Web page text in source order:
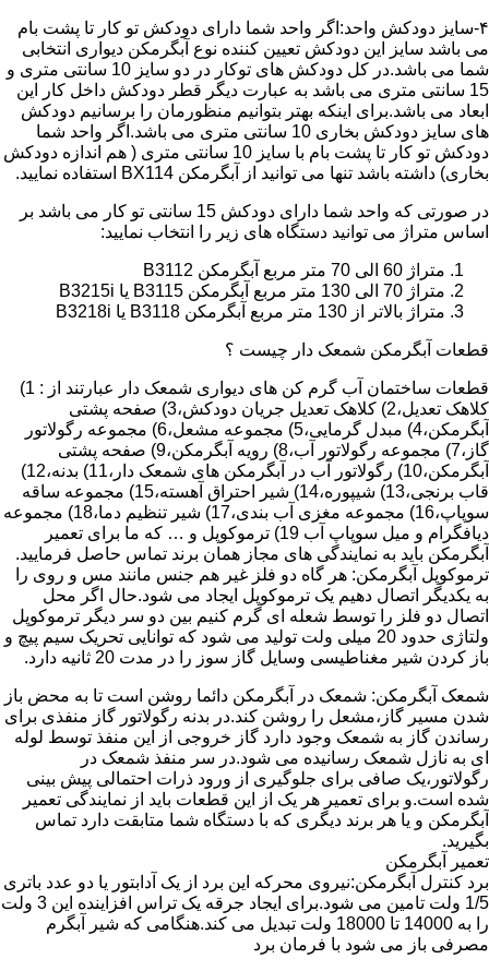
۴-سایز دودکش واحد:اگر واحد شما دارای دودکش تو کار تا پشت بام
می باشد سایز این دودکش تعیین کننده نوع آبگرمکن دیواری انتخابی
شما می باشد.در کل دودکش های توکار در دو سایز 10 سانتی متری و
15 سانتی متری می باشد به عبارت دیگر قطر دودکش داخل کار این
ابعاد می باشد.برای اینکه بهتر بتوانیم منظورمان را برسانیم دودکش
های سایز دودکش بخاری 10 سانتی متری می باشد.اگر واحد شما
دودکش تو کار تا پشت بام با سایز 10 سانتی متری ( هم اندازه دودکش
بخاری) داشته باشد تنها می توانید از آبگرمکن BX114 استفاده نمایید.
در صورتی که واحد شما دارای دودکش 15 سانتی تو کار می باشد بر
اساس متراژ می توانید دستگاه های زیر را انتخاب نمایید:
متراژ 60 الی 70 متر مربع آبگرمکن B3112
متراژ 70 الی 130 متر مربع آبگرمکن B3115 یا B3215i
متراژ بالاتر از 130 متر مربع آبگرمکن B3118 یا B3218i
قطعات آبگرمکن شمعک دار چیست ؟
قطعات ساختمان آب گرم کن های دیواری شمعک دار عبارتند از : 1)
کلاهک تعدیل،2) کلاهک تعدیل جریان دودکش،3) صفحه پشتی
آبگرمکن،4) مبدل گرمایی،5) مجموعه مشعل،6) مجموعه رگولاتور
گاز،7) مجموعه رگولاتور آب،8) رویه آبگرمکن،9) صفحه پشتی
آبگرمکن،10) رگولاتور آب در آبگرمکن های شمعک دار،11) بدنه،12)
قاب برنجی،13) شیپوره،14) شیر احتراق آهسته،15) مجموعه ساقه
سوپاپ،16) مجموعه مغزی آب بندی،17) شیر تنظیم دما،18) مجموعه
دیافگرام و میل سوپاپ آب 19) ترموکوپل و … که ما برای تعمیر
آبگرمکن باید به نمایندگی های مجاز همان برند تماس حاصل فرمایید.
ترموکوپل آبگرمکن: هر گاه دو فلز غیر هم جنس مانند مس و روی را
به یکدیگر اتصال دهیم یک ترموکوپل ایجاد می شود.حال اگر محل
اتصال دو فلز را توسط شعله ای گرم کنیم بین دو سر دیگر ترموکوپل
ولتاژی حدود 20 میلی ولت تولید می شود که توانایی تحریک سیم پیچ و
باز کردن شیر مغناطیسی وسایل گاز سوز را در مدت 20 ثانیه دارد.
شمعک آبگرمکن: شمعک در آبگرمکن دائما روشن است تا به محض باز
شدن مسیر گاز،مشعل را روشن کند.در بدنه رگولاتور گاز منفذی برای
رساندن گاز به شمعک وجود دارد گاز خروجی از این منفذ توسط لوله
ای به نازل شمعک رسانیده می شود.در سر منفذ شمعک در
رگولاتور،یک صافی برای جلوگیری از ورود ذرات احتمالی پیش بینی
شده است.و برای تعمیر هر یک از این قطعات باید از نمایندگی تعمیر
آبگرمکن و یا هر برند دیگری که با دستگاه شما متابقت دارد تماس
بگیرید.
تعمیر آبگرمکن
برد کنترل آبگرمکن:نیروی محرکه این برد از یک آدابتور یا دو عدد باتری
1/5 ولت تامین می شود.برای ایجاد جرقه یک تراس افزاینده این 3 ولت
را به 14000 تا 18000 ولت تبدیل می کند.هنگامی که شیر آبگرم
مصرفی باز می شود با فرمان برد